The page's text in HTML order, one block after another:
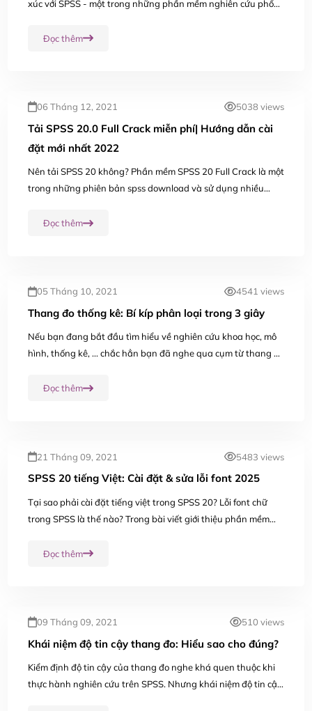
xúc với SPSS - một trong những phần mềm nghiên cứu phổ
STATA và R. Như vậy, SPSS là...
Đọc thêm
06 Tháng 12, 2021 5038 views
Tải SPSS 20.0 Full Crack miễn phí| Hướng dẫn cài
đặt mới nhất 2022
Nên tải SPSS 20 không? Phần mềm SPSS 20 Full Crack là một
trong những phiên bản spss download và sử dụng nhiều
phần mềm spss mới nhất 2021 là phần mềm...
Đọc thêm
05 Tháng 10, 2021 4541 views
Thang đo thống kê: Bí kíp phân loại trong 3 giây
Nếu bạn đang bắt đầu tìm hiểu về nghiên cứu khoa học, mô
hình, thống kê, ... chắc hẳn bạn đã nghe qua cụm từ thang đo
đã nắm rõ về khái niệm...
Đọc thêm
21 Tháng 09, 2021 5483 views
SPSS 20 tiếng Việt: Cài đặt & sửa lỗi font 2025
Tại sao phải cài đặt tiếng việt trong SPSS 20? Lỗi font chữ
trong SPSS là thế nào? Trong bài viết giới thiệu phần mềm
SPSS 20. Khi tải...
Đọc thêm
09 Tháng 09, 2021 510 views
Khái niệm độ tin cậy thang đo: Hiểu sao cho đúng?
Kiểm định độ tin cậy của thang đo nghe khá quen thuộc khi
thực hành nghiên cứu trên SPSS. Nhưng khái niệm độ tin cậy